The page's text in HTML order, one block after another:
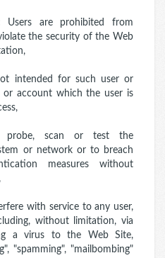
Users are prohibited from
the security of the Web
intended for such user or
or account which the user is
probe, scan or test the
or network or to breach
measures without
with service to any user,
without limitation, via
a virus to the Web Site,
"spamming", "mailbombing"